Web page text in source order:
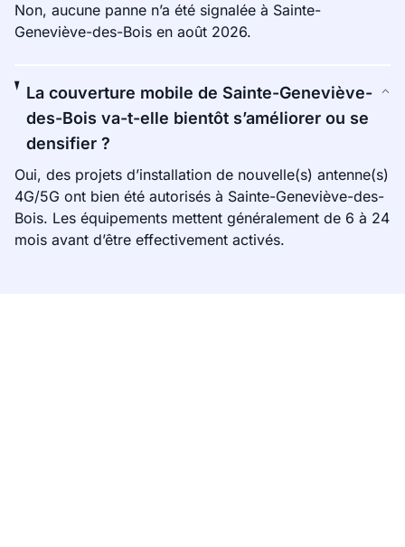
Non, aucune panne n’a été signalée à Sainte-
Geneviève-des-Bois en août 2026.
La couverture mobile de Sainte-Geneviève-
des-Bois va-t-elle bientôt s’améliorer ou se
densifier ?
Oui, des projets d’installation de nouvelle(s) antenne(s)
4G/5G ont bien été autorisés à Sainte-Geneviève-des-
Bois. Les équipements mettent généralement de 6 à 24
mois avant d’être effectivement activés.